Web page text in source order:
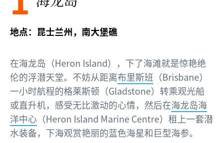
地点：昆士兰州，南大堡礁
在海龙岛（Heron Island），下了海滩就是惊艳绝
伦的浮潜天堂。不妨从距离布里斯班 （Brisbane）
一小时航程的格莱斯顿（Gladstone）转乘观光船
或直升机，感受无比激动的心情，然后在海龙岛海
洋中心 （Heron Island Marine Centre）租上一套潜
水装备，下海观赏艳丽的蓝色海星和巨型海参。